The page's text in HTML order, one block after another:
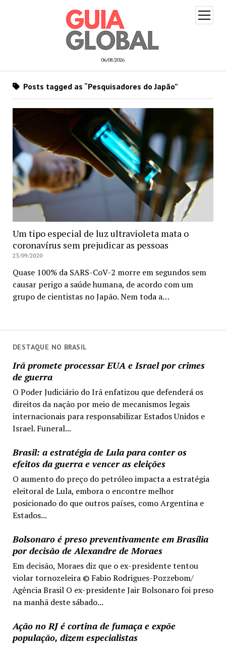
06/08/2026
open
menu
DESTAQUE NO BRASIL
Irã promete processar EUA e Israel por crimes
de guerra
O Poder Judiciário do Irã enfatizou que defenderá os
direitos da nação por meio de mecanismos legais
internacionais para responsabilizar Estados Unidos e
Israel. Funeral...
Brasil: a estratégia de Lula para conter os
efeitos da guerra e vencer as eleições
O aumento do preço do petróleo impacta a estratégia
eleitoral de Lula, embora o encontre melhor
posicionado do que outros países, como Argentina e
Estados...
Bolsonaro é preso preventivamente em Brasília
por decisão de Alexandre de Moraes
Em decisão, Moraes diz que o ex-presidente tentou
violar tornozeleira © Fabio Rodrigues-Pozzebom/
Agência Brasil O ex-presidente Jair Bolsonaro foi preso
na manhã deste sábado...
Ação no RJ é cortina de fumaça e expõe
população, dizem especialistas
Posts tagged as “Pesquisadores do Japão”
Um tipo especial de luz ultravioleta mata o
coronavírus sem prejudicar as pessoas
23/09/2020
Quase 100% da SARS-CoV-2 morre em segundos sem
causar perigo a saúde humana, de acordo com um
grupo de cientistas no Japão. Nem toda a…